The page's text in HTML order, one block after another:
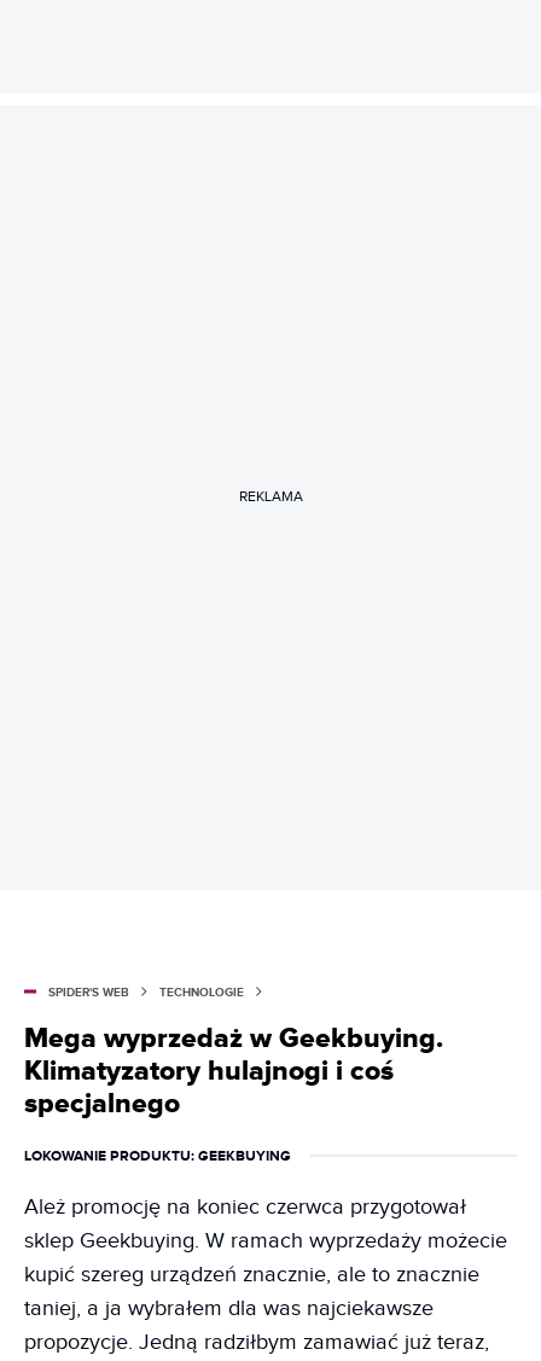
REKLAMA
SPIDER'S WEB TECHNOLOGIE
Mega wyprzedaż w Geekbuying.
Klimatyzatory hulajnogi i coś
specjalnego
LOKOWANIE PRODUKTU: GEEKBUYING
Ależ promocję na koniec czerwca przygotował
sklep Geekbuying. W ramach wyprzedaży możecie
kupić szereg urządzeń znacznie, ale to znacznie
taniej, a ja wybrałem dla was najciekawsze
propozycje. Jedną radziłbym zamawiać już teraz,